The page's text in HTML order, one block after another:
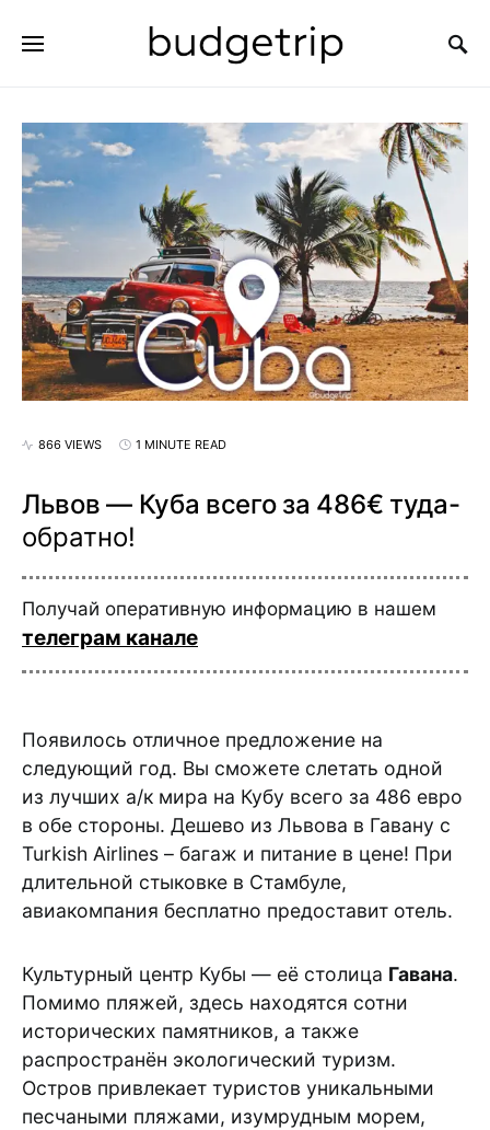
866 VIEWS 1 MINUTE READ
Львов — Куба всего за 486€ туда-
обратно!
Получай оперативную информацию в нашем
телеграм канале
Появилось отличное предложение на
следующий год. Вы сможете слетать одной
из лучших а/к мира на Кубу всего за 486 евро
в обе стороны. Дешево из Львова в Гавану с
Turkish Airlines – багаж и питание в цене! При
длительной стыковке в Стамбуле,
авиакомпания бесплатно предоставит отель.
Культурный центр Кубы — её столица Гавана.
Помимо пляжей, здесь находятся сотни
исторических памятников, а также
распространён экологический туризм.
Остров привлекает туристов уникальными
песчаными пляжами, изумрудным морем,